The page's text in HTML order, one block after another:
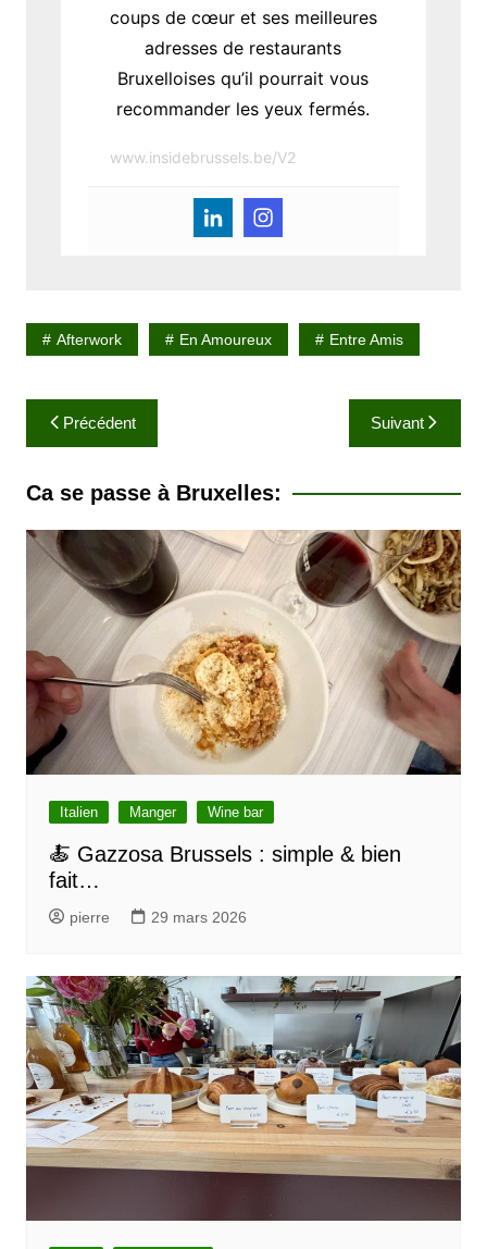
coups de cœur et ses meilleures
adresses de restaurants
Bruxelloises qu’il pourrait vous
recommander les yeux fermés.
www.insidebrussels.be/V2
Afterwork En Amoureux Entre Amis
a
v
g
i
o
n
d
e
i
c
l
e
Précédent Suivant
Ca se passe à Bruxelles:
Italien Manger Wine bar
🍝 Gazzosa Brussels : simple & bien
fait…
pierre 29 mars 2026